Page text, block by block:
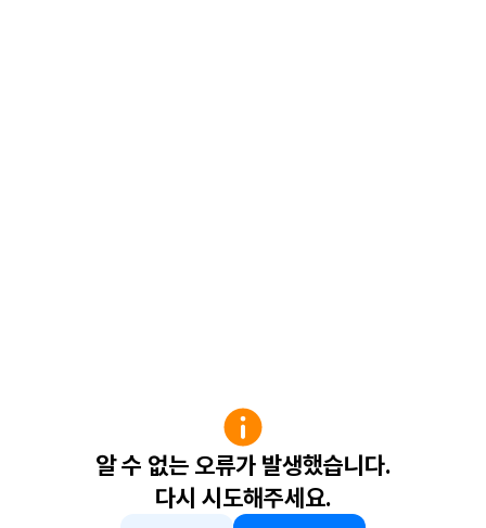
알 수 없는 오류가 발생했습니다.
다시 시도해주세요.